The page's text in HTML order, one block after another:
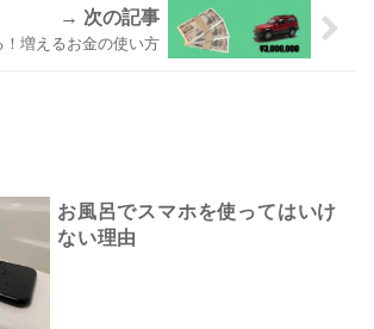
！増えるお金の使い方
お風呂でスマホを使ってはいけ
ない理由